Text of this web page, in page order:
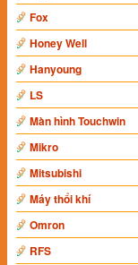
Fox
Honey Well
Hanyoung
LS
Màn hình Touchwin
Mikro
Mitsubishi
Máy thổi khí
Omron
RFS